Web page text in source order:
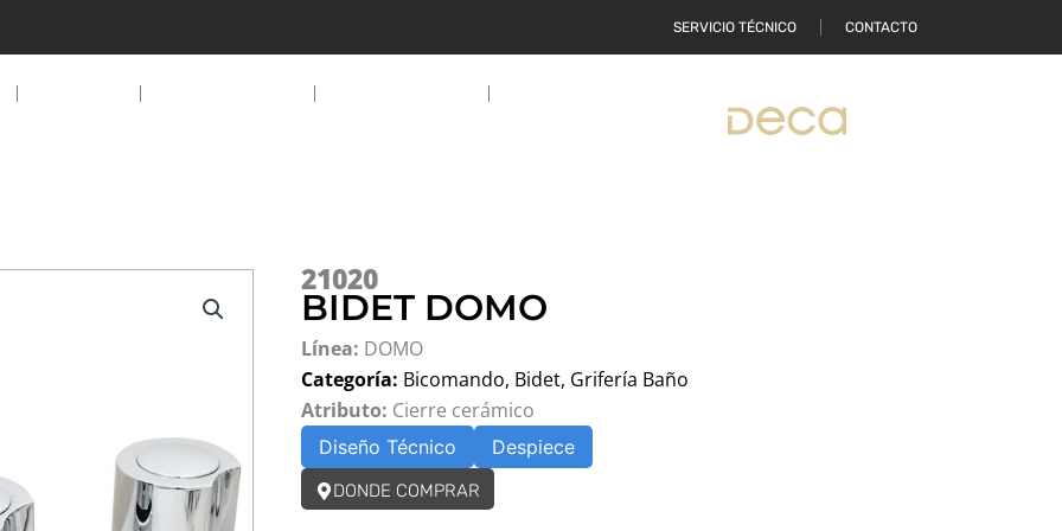
SERVICIO TÉCNICO CONTACTO
21020
BIDET DOMO
Línea: DOMO
Categoría: Bicomando, Bidet, Grifería Baño
Atributo: Cierre cerámico
Diseño Técnico Despiece
DONDE COMPRAR